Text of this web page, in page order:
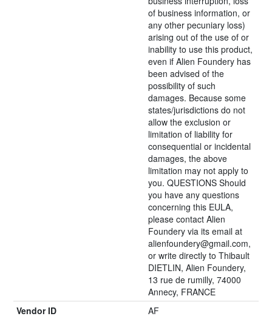
of business information, or
any other pecuniary loss)
arising out of the use of or
inability to use this product,
even if Alien Foundery has
been advised of the
possibility of such
damages. Because some
states/jurisdictions do not
allow the exclusion or
limitation of liability for
consequential or incidental
damages, the above
limitation may not apply to
you. QUESTIONS Should
you have any questions
concerning this EULA,
please contact Alien
Foundery via its email at
alienfoundery@gmail.com,
or write directly to Thibault
DIETLIN, Alien Foundery,
13 rue de rumilly, 74000
Annecy, FRANCE
Vendor ID
AF